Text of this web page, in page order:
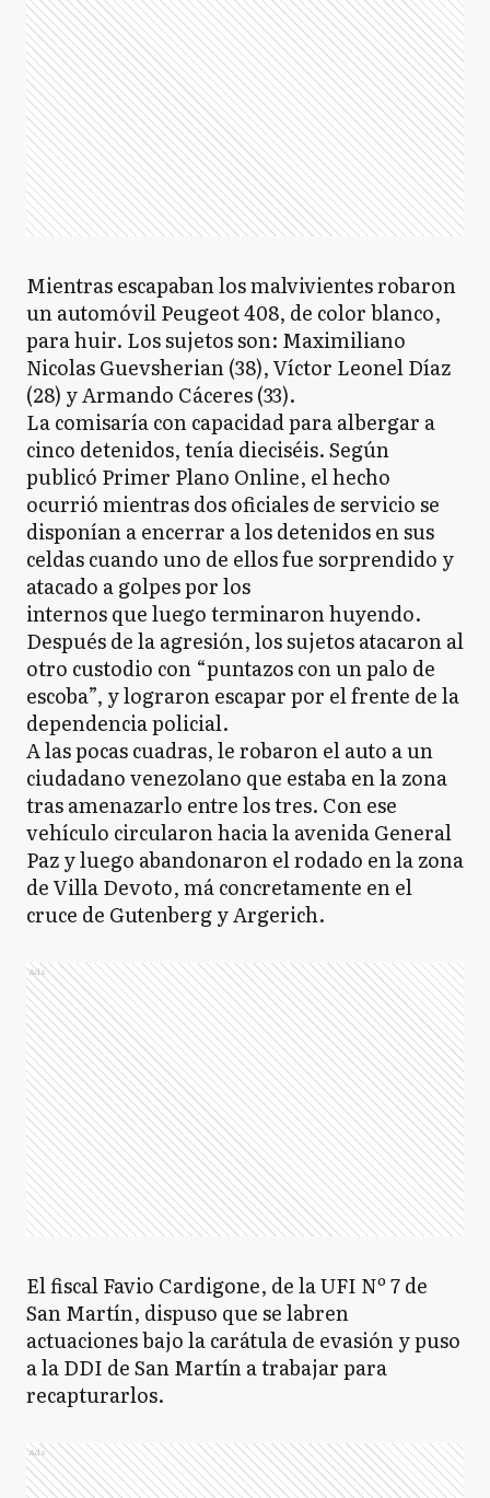
Mientras escapaban los malvivientes robaron
un automóvil Peugeot 408, de color blanco,
para huir. Los sujetos son: Maximiliano
Nicolas Guevsherian (38), Víctor Leonel Díaz
(28) y Armando Cáceres (33).
La comisaría con capacidad para albergar a
cinco detenidos, tenía dieciséis. Según
publicó Primer Plano Online, el hecho
ocurrió mientras dos oficiales de servicio se
disponían a encerrar a los detenidos en sus
celdas cuando uno de ellos fue sorprendido y
atacado a golpes por los
internos que luego terminaron huyendo.
Después de la agresión, los sujetos atacaron al
otro custodio con “puntazos con un palo de
escoba”, y lograron escapar por el frente de la
dependencia policial.
A las pocas cuadras, le robaron el auto a un
ciudadano venezolano que estaba en la zona
tras amenazarlo entre los tres. Con ese
vehículo circularon hacia la avenida General
Paz y luego abandonaron el rodado en la zona
de Villa Devoto, má concretamente en el
cruce de Gutenberg y Argerich.
Ads
El fiscal Favio Cardigone, de la UFI Nº 7 de
San Martín, dispuso que se labren
actuaciones bajo la carátula de evasión y puso
a la DDI de San Martín a trabajar para
recapturarlos.
Ads